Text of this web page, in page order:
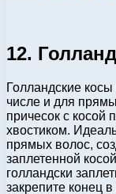
12.
Голландские
числе и для
причесок с косой
хвостиком.
прямых волос,
заплетенной
голландски
закрепите конец